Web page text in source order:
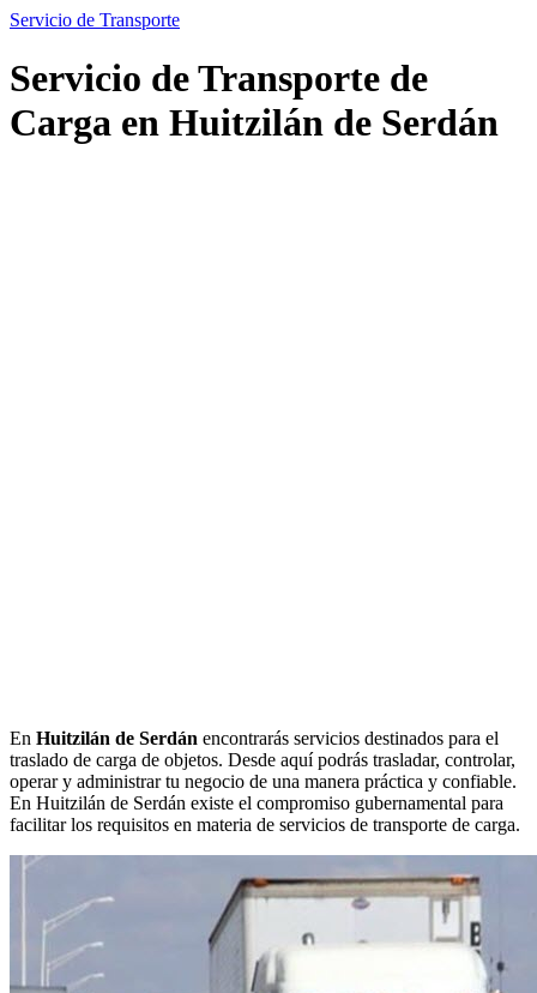
Servicio de Transporte
Servicio de Transporte de
Carga en Huitzilán de Serdán
En Huitzilán de Serdán encontrarás servicios destinados para el
traslado de carga de objetos. Desde aquí podrás trasladar, controlar,
operar y administrar tu negocio de una manera práctica y confiable.
En Huitzilán de Serdán existe el compromiso gubernamental para
facilitar los requisitos en materia de servicios de transporte de carga.